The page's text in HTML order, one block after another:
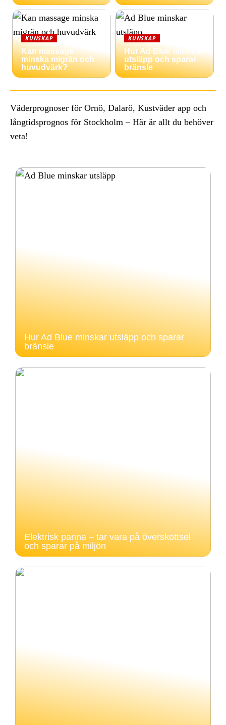
KUNSKAP
Kan massage
minska migrän och
huvudvärk?
KUNSKAP
Hur Ad Blue minskar
utsläpp och sparar
bränsle
Väderprognoser för Ornö, Dalarö, Kustväder app och
långtidsprognos för Stockholm – Här är allt du behöver
veta!
Hur Ad Blue minskar utsläpp och sparar
bränsle
Elektrisk panna – tar vara på överskottsel
och sparar på miljön